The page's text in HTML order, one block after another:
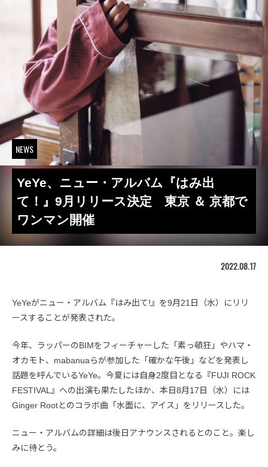
NEWS
YeYe、ニュー・アルバム『はみ出
て！』9月リリース決定 東京 ＆ 京都で
ワンマン開催
2022.08.17
YeYeがニュー・アルバム『はみ出て!』を9月21日（水）にリリ
ースすることが発表された。
今年、ラッパーのBIMをフィーチャーした「素っ頓狂」やハマ・
オカモト、mabanuaらが参加した「確かな午後」などを発表し
話題を呼んでいるYeYe。今夏には自身2度目となる『FUJI ROCK
FESTIVAL』への出演も果たしたほか、本日8月17日（水）には
Ginger Rootとのコラボ曲「水面に、アイス」をリリースした。
ニュー・アルバムの詳細は後日アナウンスされるとのこと。楽し
みに待とう。